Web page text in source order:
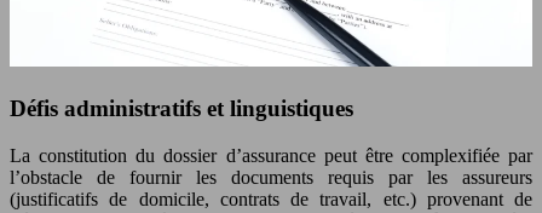
Défis administratifs et linguistiques
La constitution du dossier d’assurance peut être complexifiée par
l’obstacle de fournir les documents requis par les assureurs
(justificatifs de domicile, contrats de travail, etc.) provenant de